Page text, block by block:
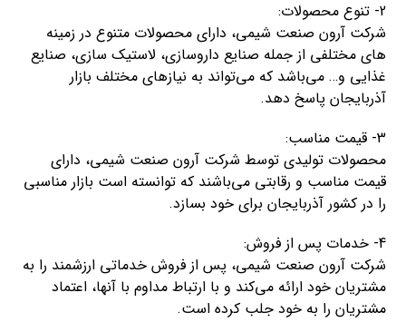
2- تنوع محصولات:
شرکت آرون صنعت شیمی، دارای محصولات متنوع در زمینه
های مختلفی از جمله صنایع داروسازی، لاستیک سازی، صنایع
غذایی و… می‌باشد که می‌تواند به نیازهای مختلف بازار
آذربایجان پاسخ دهد.
3- قیمت مناسب:
محصولات تولیدی توسط شرکت آرون صنعت شیمی، دارای
قیمت مناسب و رقابتی می‌باشند که توانسته است بازار مناسبی
را در کشور آذربایجان برای خود بسازد.
4- خدمات پس از فروش:
شرکت آرون صنعت شیمی، پس از فروش خدماتی ارزشمند را به
مشتریان خود ارائه می‌کند و با ارتباط مداوم با آنها، اعتماد
مشتریان را به خود جلب کرده است.